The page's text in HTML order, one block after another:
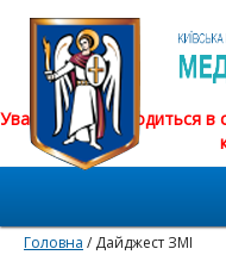
Увага! Сайт знаходиться в
Головна / Дайджест ЗМІ